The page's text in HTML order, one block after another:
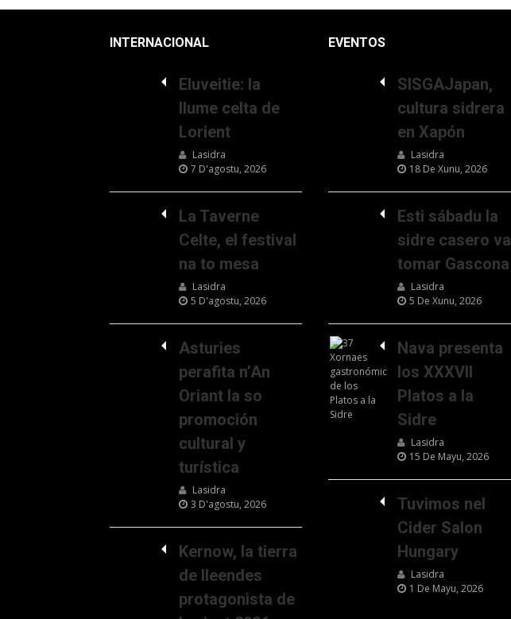
INTERNACIONAL
Eluveitie: la
llume celta de
Lorient
Lasidra
7 D'agostu, 2026
La Taverne
Celte, el festival
na to mesa
Lasidra
5 D'agostu, 2026
Asturies
perafita n’An
Oriant la so
promoción
cultural y
turística
Lasidra
3 D'agostu, 2026
Kernow, la tierra
de lleendes
protagonista de
EVENTOS
SISGAJapan,
cultura sidrera
en Xapón
Lasidra
18 De Xunu, 2026
Esti sábadu la
sidre casero va
tomar Gascona
Lasidra
5 De Xunu, 2026
Nava presenta
los XXXVII
Platos a la
Sidre
Lasidra
15 De Mayu, 2026
Tuvimos nel
Cider Salon
Hungary
Lasidra
1 De Mayu, 2026